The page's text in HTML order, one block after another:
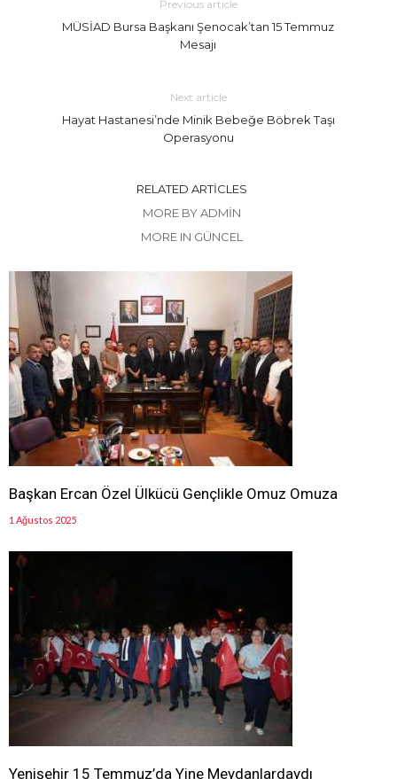
Previous article
MÜSİAD Bursa Başkanı Şenocak’tan 15 Temmuz
Mesajı
Next article
Hayat Hastanesi’nde Minik Bebeğe Böbrek Taşı
Operasyonu
RELATED ARTICLES
MORE BY ADMIN
MORE IN GÜNCEL
Başkan Ercan Özel Ülkücü Gençlikle Omuz Omuza
1 Ağustos 2025
Yenişehir 15 Temmuz’da Yine Meydanlardaydı